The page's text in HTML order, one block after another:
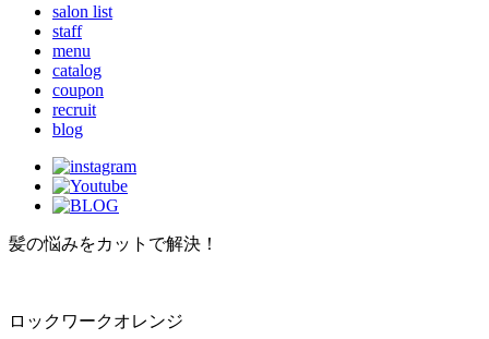
salon list
staff
menu
catalog
coupon
recruit
blog
髪の悩みをカットで解決！
ロックワークオレンジ